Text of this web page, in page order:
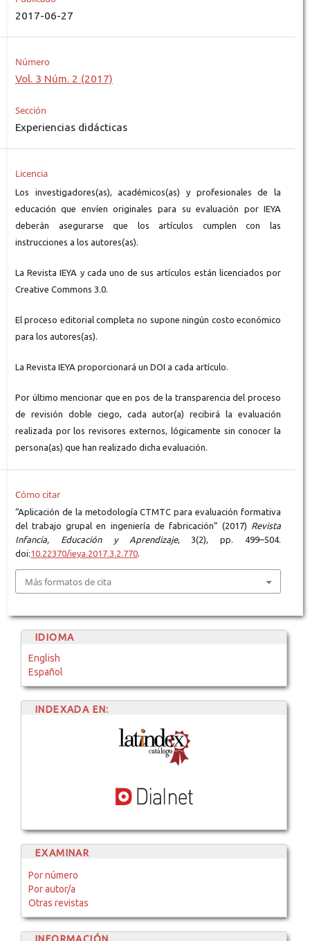
2017-06-27
Número
Vol. 3 Núm. 2 (2017)
Sección
Experiencias didácticas
Licencia
Los investigadores(as), académicos(as) y profesionales de la
educación que envíen originales para su evaluación por IEYA
deberán asegurarse que los artículos cumplen con las
instrucciones a los autores(as).
La Revista IEYA y cada uno de sus artículos están licenciados por
Creative Commons 3.0.
El proceso editorial completa no supone ningún costo económico
para los autores(as).
La Revista IEYA proporcionará un DOI a cada artículo.
Por último mencionar que en pos de la transparencia del proceso
de revisión doble ciego, cada autor(a) recibirá la evaluación
realizada por los revisores externos, lógicamente sin conocer la
persona(as) que han realizado dicha evaluación.
Cómo citar
“Aplicación de la metodología CTMTC para evaluación formativa
del trabajo grupal en ingeniería de fabricación” (2017) Revista
Infancia, Educación y Aprendizaje, 3(2), pp. 499–504.
doi:10.22370/ieya.2017.3.2.770.
Más formatos de cita
IDIOMA
English
Español
INDEXADA EN:
EXAMINAR
Por número
Por autor/a
Otras revistas